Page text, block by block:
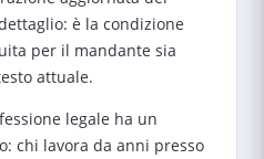
è la condizione
per il mandante sia
attuale.
legale ha un
chi lavora da anni presso